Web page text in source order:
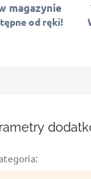
magazynie
od ręki!
: